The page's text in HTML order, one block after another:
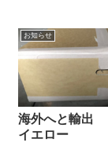
お知らせ
海外へと輸出
イエロー